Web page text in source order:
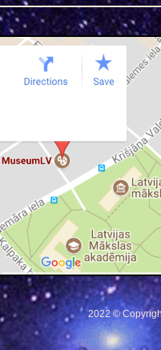
2022 ©